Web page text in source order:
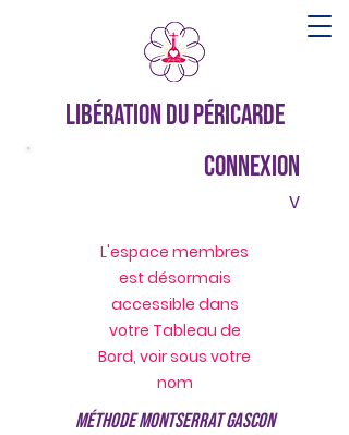
Libération du Péricarde
Connexion
v
L'espace membres
est désormais
accessible dans
votre Tableau de
Bord, voir sous votre
nom
Méthode Montserrat Gascon